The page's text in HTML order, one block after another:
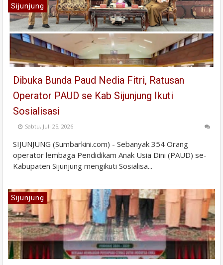
Sijunjung
Dibuka Bunda Paud Nedia Fitri, Ratusan
Operator PAUD se Kab Sijunjung Ikuti
Sosialisasi
Sabtu, Juli 25, 2026
SIJUNJUNG (Sumbarkini.com) - Sebanyak 354 Orang
operator lembaga Pendidikam Anak Usia Dini (PAUD) se-
Kabupaten Sijunjung mengikuti Sosialisa...
Sijunjung